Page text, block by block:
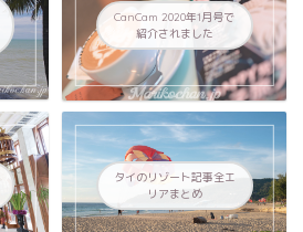
CanCam 2020年1月号で
紹介されました
タイのリゾート記事全エ
リアまとめ